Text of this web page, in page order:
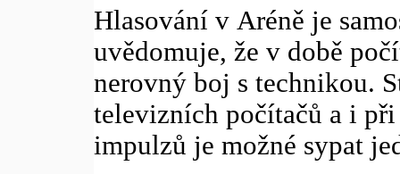
Hlasování v Aréně je
uvědomuje, že v době
nerovný boj s technikou.
televizních počítačů a i
impulzů je možné sypat